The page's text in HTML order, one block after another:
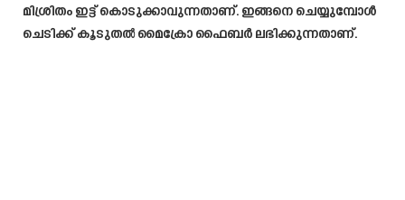
മിശ്രിതം ഇട്ട് കൊടുക്കാവുന്നതാണ്. ഇങ്ങനെ ചെയ്യുമ്പോൾ
ചെടിക്ക് കൂടുതൽ മൈക്രോ ഫൈബർ ലഭിക്കുന്നതാണ്.